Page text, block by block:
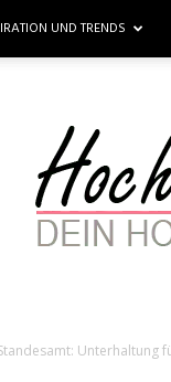
UND TRENDS
Unterhaltung